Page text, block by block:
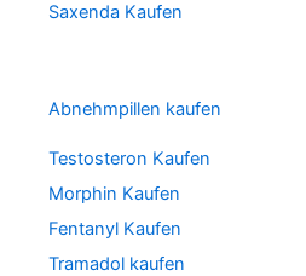
Saxenda Kaufen
Abnehmpillen kaufen
Testosteron Kaufen
Morphin Kaufen
Fentanyl Kaufen
Tramadol kaufen